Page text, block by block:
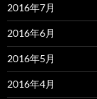
2016年7月
2016年6月
2016年5月
2016年4月